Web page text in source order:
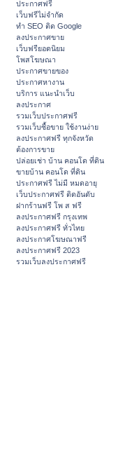
ประกาศฟรี
เว็บฟรีไม่จำกัด
ทำ SEO ติด Google
ลงประกาศขาย
เว็บฟรียอดนิยม
โพสโฆษณา
ประกาศขายของ
ประกาศหางาน
บริการ แนะนำเว็บ
ลงประกาศ
รวมเว็บประกาศฟรี
รวมเว็บซื้อขาย ใช้งานง่าย
ลงประกาศฟรี ทุกจังหวัด
ต้องการขาย
ปล่อยเช่า บ้าน คอนโด ที่ดิน
ขายบ้าน คอนโด ที่ดิน
ประกาศฟรี ไม่มี หมดอายุ
เว็บประกาศฟรี ติดอันดับ
ฝากร้านฟรี โพ ส ฟรี
ลงประกาศฟรี กรุงเทพ
ลงประกาศฟรี ทั่วไทย
ลงประกาศโฆษณาฟรี
ลงประกาศฟรี 2023
รวมเว็บลงประกาศฟรี